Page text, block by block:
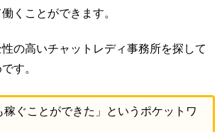
くことができます。
の高いチャットレディ事務所を探して
す。
稼ぐことができた」というポケットワ